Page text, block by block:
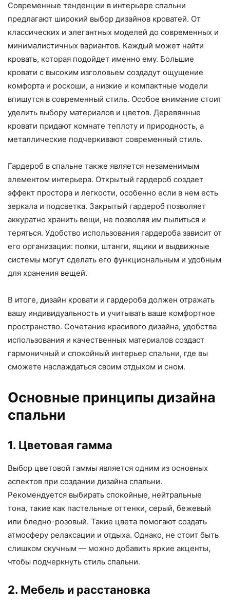
Современные тенденции в интерьере спальни
предлагают широкий выбор дизайнов кроватей. От
классических и элегантных моделей до современных и
минималистичных вариантов. Каждый может найти
кровать, которая подойдет именно ему. Большие
кровати с высоким изголовьем создадут ощущение
комфорта и роскоши, а низкие и компактные модели
впишутся в современный стиль. Особое внимание стоит
уделить выбору материалов и цветов. Деревянные
кровати придают комнате теплоту и природность, а
металлические подчеркивают современный стиль.
Гардероб в спальне также является незаменимым
элементом интерьера. Открытый гардероб создает
эффект простора и легкости, особенно если в нем есть
зеркала и подсветка. Закрытый гардероб позволяет
аккуратно хранить вещи, не позволяя им пылиться и
теряться. Удобство использования гардероба зависит от
его организации: полки, штанги, ящики и выдвижные
системы могут сделать его функциональным и удобным
для хранения вещей.
В итоге, дизайн кровати и гардероба должен отражать
вашу индивидуальность и учитывать ваше комфортное
пространство. Сочетание красивого дизайна, удобства
использования и качественных материалов создаст
гармоничный и спокойный интерьер спальни, где вы
сможете наслаждаться своим отдыхом и сном.
Основные принципы дизайна
спальни
1. Цветовая гамма
Выбор цветовой гаммы является одним из основных
аспектов при создании дизайна спальни.
Рекомендуется выбирать спокойные, нейтральные
тона, такие как пастельные оттенки, серый, бежевый
или бледно-розовый. Такие цвета помогают создать
атмосферу релаксации и отдыха. Однако, не стоит быть
слишком скучным — можно добавить яркие акценты,
чтобы подчеркнуть стиль спальни.
2. Мебель и расстановка